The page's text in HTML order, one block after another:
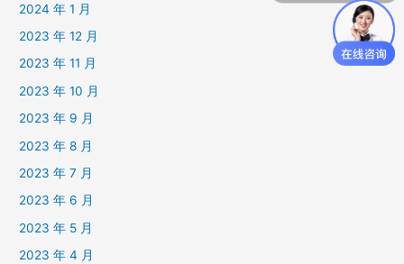
2024 年 1 月
2023 年 12 月
2023 年 11 月
2023 年 10 月
2023 年 9 月
2023 年 8 月
2023 年 7 月
2023 年 6 月
2023 年 5 月
2023 年 4 月